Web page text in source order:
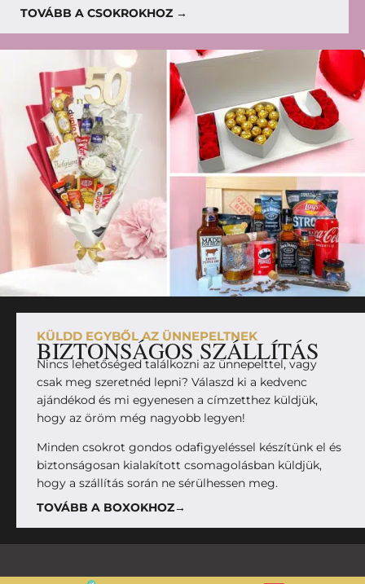
TOVÁBB A CSOKROKHOZ →
KÜLDD EGYBŐL AZ ÜNNEPELTNEK
BIZTONSÁGOS SZÁLLÍTÁS
Nincs lehetőséged találkozni az ünnepelttel, vagy
csak meg szeretnéd lepni? Válaszd ki a kedvenc
ajándékod és mi egyenesen a címzetthez küldjük,
hogy az öröm még nagyobb legyen!
Minden csokrot gondos odafigyeléssel készítünk el és
biztonságosan kialakított csomagolásban küldjük,
hogy a szállítás során ne sérülhessen meg.
TOVÁBB A BOXOKHOZ→